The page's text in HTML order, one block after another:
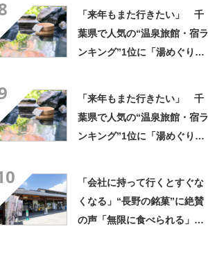
「来年もまた行きたい」 千
葉県で人気の“温泉旅館・宿ラ
ンキング”1位に「湯めぐりで
「来年もまた行きたい」 千
葉県で人気の“温泉旅館・宿ラ
ンキング”1位に「湯めぐりで
「会社に持って行くとすぐな
くなる」“長野の銘菓”に絶賛
の声「無限に食べられる」